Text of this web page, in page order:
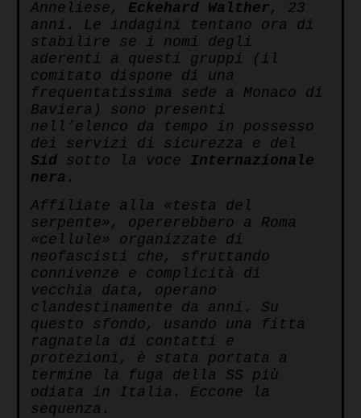
Anneliese, Eckehard Walther, 23
anni. Le indagini tentano ora di
stabilire se i nomi degli
aderenti a questi gruppi (il
comitato dispone di una
frequentatissima sede a Monaco di
Baviera) sono presenti
nell’elenco da tempo in possesso
dei servizi di sicurezza e del
Sid sotto la voce Internazionale
nera .
Affiliate alla «testa del
serpente», opererebbero a Roma
«cellule» organizzate di
neofascisti che, sfruttando
connivenze e complicità di
vecchia data, operano
clandestinamente da anni. Su
questo sfondo, usando una fitta
ragnatela di contatti e
protezioni, è stata portata a
termine la fuga della SS più
odiata in Italia. Eccone la
sequenza.